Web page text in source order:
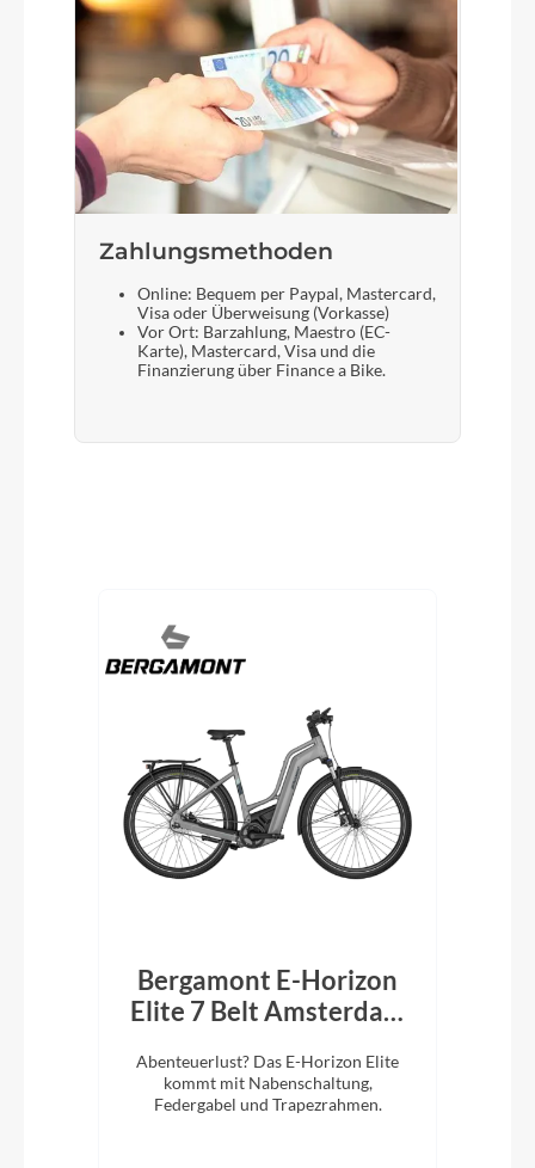
Zahlungsmethoden
Online: Bequem per Paypal, Mastercard,
Visa oder Überweisung (Vorkasse)
Vor Ort: Barzahlung, Maestro (EC-
Karte), Mastercard, Visa und die
Finanzierung über Finance a Bike.
Bergamont E-Horizon
Elite 7 Belt Amsterdam
mortar grey
Abenteuerlust? Das E-Horizon Elite
kommt mit Nabenschaltung,
Federgabel und Trapezrahmen.